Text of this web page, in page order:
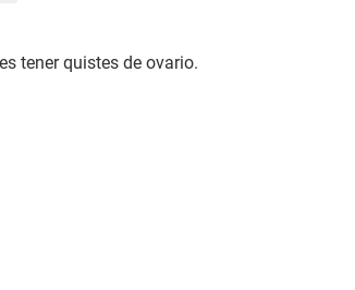
tener quistes de ovario.